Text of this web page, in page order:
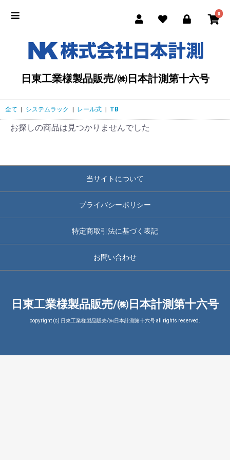
0
日東工業様製品販売/㈱日本計測第十六号
全て システムラック レール式 TB
お探しの商品は見つかりませんでした
当サイトについて
プライバシーポリシー
特定商取引法に基づく表記
お問い合わせ
日東工業様製品販売/㈱日本計測第十六号
copyright (c) 日東工業様製品販売/㈱日本計測第十六号 all rights reserved.